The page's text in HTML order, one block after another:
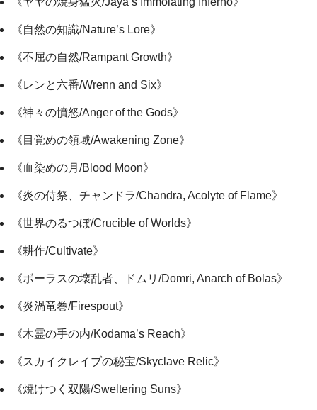
《自然の知識/Nature’s Lore》
《不屈の自然/Rampant Growth》
《レンと六番/Wrenn and Six》
《神々の憤怒/Anger of the Gods》
《目覚めの領域/Awakening Zone》
《血染めの月/Blood Moon》
《炎の侍祭、チャンドラ/Chandra, Acolyte of Flame》
《世界のるつぼ/Crucible of Worlds》
《耕作/Cultivate》
《ボーラスの壊乱者、ドムリ/Domri, Anarch of Bolas》
《炎渦竜巻/Firespout》
《木霊の手の内/Kodama’s Reach》
《スカイクレイブの秘宝/Skyclave Relic》
《焼けつく双陽/Sweltering Suns》